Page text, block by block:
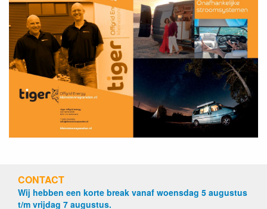
CONTACT
Wij hebben een korte break vanaf woensdag 5 augustus
t/m vrijdag 7 augustus.